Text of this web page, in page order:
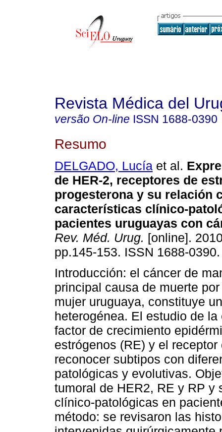
Revista Médica del
versão On-line ISSN 1688-0390
Resumo
DELGADO, Lucía et al.
de HER-2, receptores de
progesterona y su relación
características clínico-
pacientes uruguayas con
Rev. Méd. Urug. [online].
pp.145-153. ISSN 1688-0390.
Introducción: el cáncer de
principal causa de muerte
mujer uruguaya, constituye
heterogénea. El estudio de
factor de crecimiento
estrógenos (RE) y el
reconocer subtipos con
patológicas y evolutivas.
tumoral de HER2, RE y RP
clínico-patológicas en
método: se revisaron las